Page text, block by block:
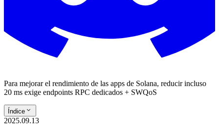
Para mejorar el rendimiento de las apps de Solana, reducir incluso
20 ms exige endpoints RPC dedicados + SWQoS
Índice
2025.09.13